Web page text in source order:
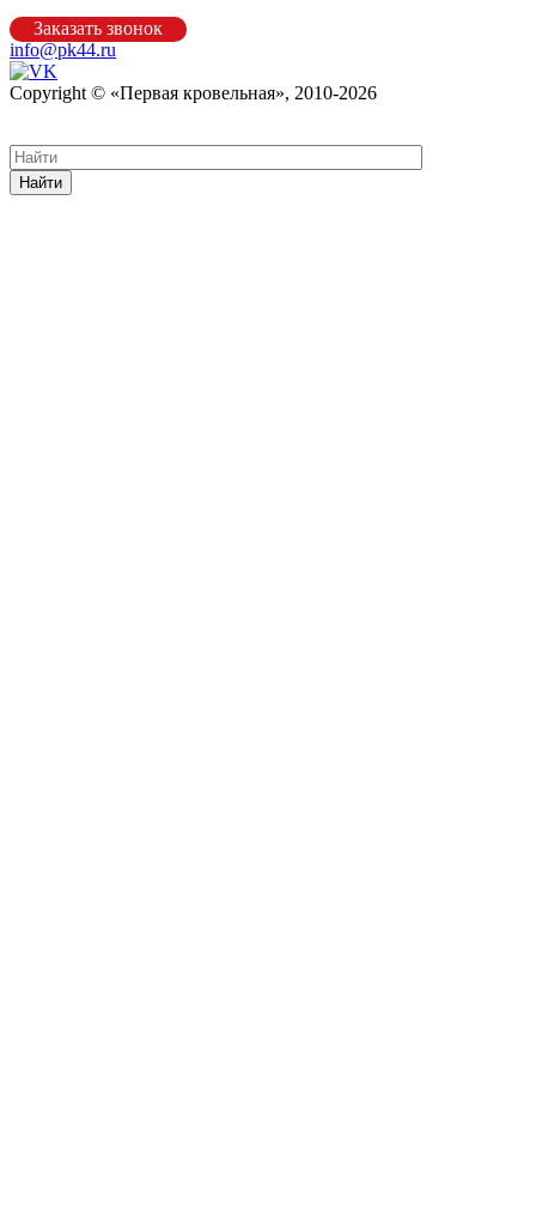
Заказать звонок
info@pk44.ru
Copyright © «Первая кровельная», 2010-2026
Найти